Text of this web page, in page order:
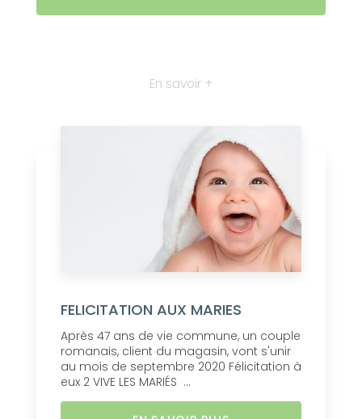
En savoir +
FELICITATION AUX MARIES
Après 47 ans de vie commune, un couple
romanais, client du magasin, vont s'unir
au mois de septembre 2020 Félicitation à
eux 2 VIVE LES MARIÉS ...